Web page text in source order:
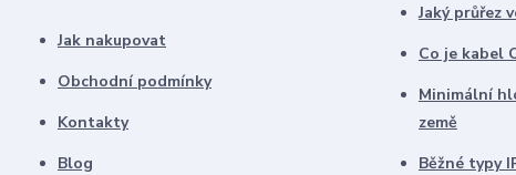
Jak nakupovat
Obchodní podmínky
Kontakty
Blog
Jaký průřez
Co je kabel
Minimální
země
Běžné typy